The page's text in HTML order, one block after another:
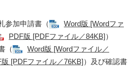
参加申請書（
Word版 [Wordファ
PDF版 [PDFファイル／84KB]）
（
Word版 [Wordファイル／
版 [PDFファイル／76KB]）及び確認書